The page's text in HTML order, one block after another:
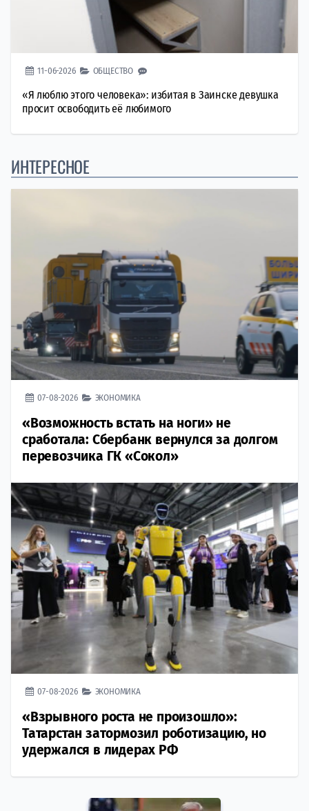
11-06-2026 ОБЩЕСТВО
«Я люблю этого человека»: избитая в Заинске девушка
просит освободить её любимого
ИНТЕРЕСНОЕ
07-08-2026 ЭКОНОМИКА
«Возможность встать на ноги» не
сработала: Сбербанк вернулся за долгом
перевозчика ГК «Сокол»
07-08-2026 ЭКОНОМИКА
«Взрывного роста не произошло»:
Татарстан затормозил роботизацию, но
удержался в лидерах РФ